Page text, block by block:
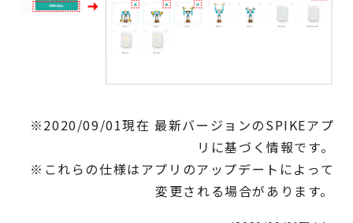
※2020/09/01現在 最新バージョンのSPIKEアプ
リに基づく情報です。
※これらの仕様はアプリのアップデートによって
変更される場合があります。